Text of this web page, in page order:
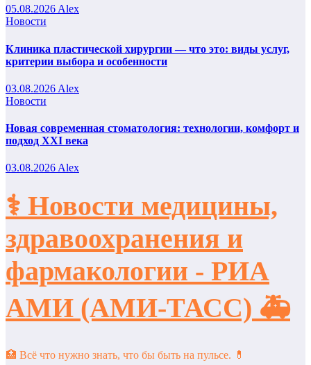
05.08.2026 Alex
Новости
Клиника пластической хирургии — что это: виды услуг,
критерии выбора и особенности
03.08.2026 Alex
Новости
Новая современная стоматология: технологии, комфорт и
подход XXI века
03.08.2026Alex
⚕️ Новости медицины,
здравоохранения и
фармакологии - РИА
АМИ (АМИ-ТАСС) 🚑
🏥 Всё что нужно знать, что бы быть на пульсе. 💊